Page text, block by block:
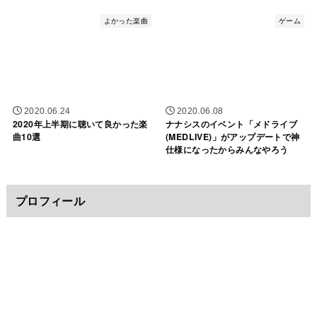
よかった楽曲
2020.06.24
2020年上半期に聴いて良かった楽
曲10選
ゲーム
2020.06.08
ナナシスのイベント「メドライブ
(MEDLIVE)」がアップデートで神
仕様になったからみんなやろう
プロフィール